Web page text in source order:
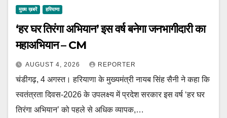
मुख्य ख़बरें हरियाणा
‘हर घर तिरंगा अभियान’ इस वर्ष बनेगा जनभागीदारी का
महाअभियान – CM
AUGUST 4, 2026 REPORTER
चंडीगढ़, 4 अगस्त। हरियाणा के मुख्यमंत्री नायब सिंह सैनी ने कहा कि
स्वतंत्रता दिवस-2026 के उपलक्ष्य में प्रदेश सरकार इस वर्ष ‘हर घर
तिरंगा अभियान’ को पहले से अधिक व्यापक,…